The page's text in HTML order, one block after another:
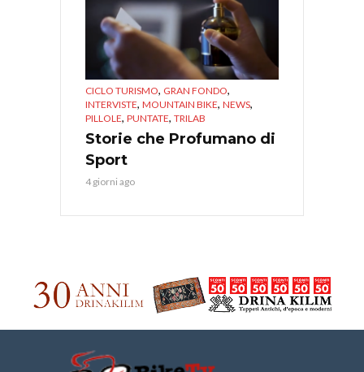
CICLO TURISMO, GRAN FONDO,
INTERVISTE, MOUNTAIN BIKE, NEWS,
PILLOLE, PUNTATE, TRILAB
Storie che Profumano di
Sport
4 giorni ago